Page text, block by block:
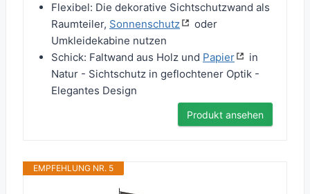
Flexibel: Die dekorative Sichtschutzwand als
Raumteiler, Sonnenschutz
oder
Umkleidekabine nutzen
Schick: Faltwand aus Holz und Papier
in
Natur - Sichtschutz in geflochtener Optik -
Elegantes Design
Produkt ansehen
EMPFEHLUNG NR. 5